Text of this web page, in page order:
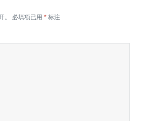
。 必填项已用* 标注